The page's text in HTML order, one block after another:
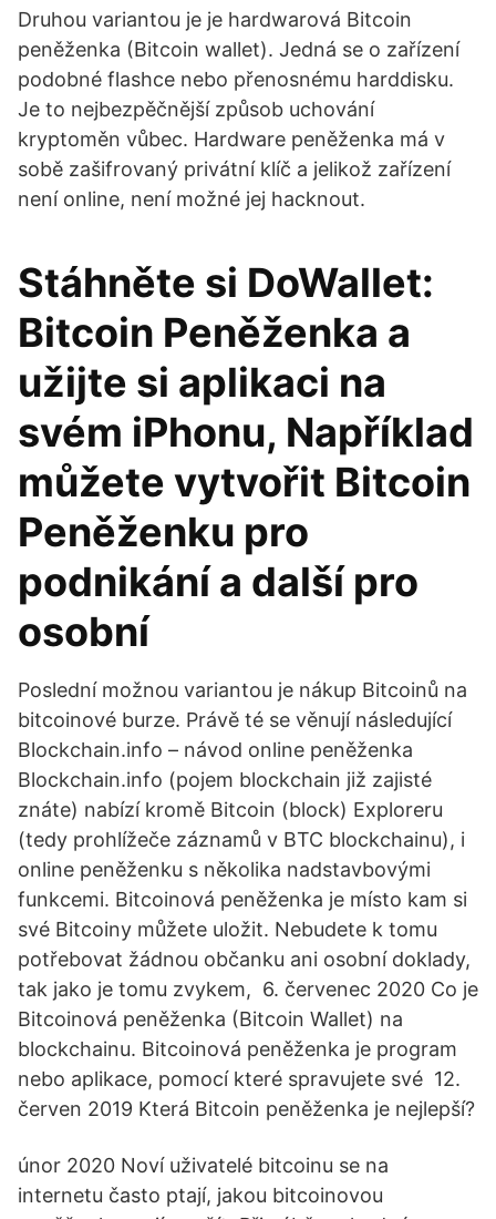
Druhou variantou je je hardwarová Bitcoin
peněženka (Bitcoin wallet). Jedná se o zařízení
podobné flashce nebo přenosnému harddisku.
Je to nejbezpěčnější způsob uchování
kryptoměn vůbec. Hardware peněženka má v
sobě zašifrovaný privátní klíč a jelikož zařízení
není online, není možné jej hacknout.
Stáhněte si DoWallet:
Bitcoin Peněženka a
užijte si aplikaci na
svém iPhonu, Například
můžete vytvořit Bitcoin
Peněženku pro
podnikání a další pro
osobní
Poslední možnou variantou je nákup Bitcoinů na
bitcoinové burze. Právě té se věnují následující
Blockchain.info – návod online peněženka
Blockchain.info (pojem blockchain již zajisté
znáte) nabízí kromě Bitcoin (block) Exploreru
(tedy prohlížeče záznamů v BTC blockchainu), i
online peněženku s několika nadstavbovými
funkcemi. Bitcoinová peněženka je místo kam si
své Bitcoiny můžete uložit. Nebudete k tomu
potřebovat žádnou občanku ani osobní doklady,
tak jako je tomu zvykem, 6. červenec 2020 Co je
Bitcoinová peněženka (Bitcoin Wallet) na
blockchainu. Bitcoinová peněženka je program
nebo aplikace, pomocí které spravujete své 12.
červen 2019 Která Bitcoin peněženka je nejlepší?
únor 2020 Noví uživatelé bitcoinu se na
internetu často ptají, jakou bitcoinovou